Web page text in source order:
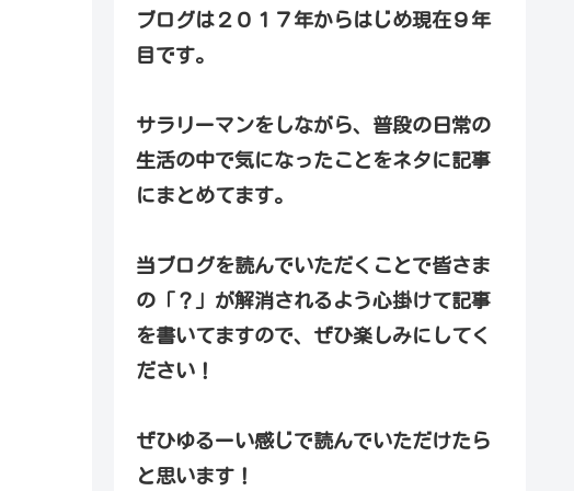
ブログは２０１７年からはじめ現在９年
目です。
サラリーマンをしながら、普段の日常の
生活の中で気になったことをネタに記事
にまとめてます。
当ブログを読んでいただくことで皆さま
の「？」が解消されるよう心掛けて記事
を書いてますので、ぜひ楽しみにしてく
ださい！
ぜひゆるーい感じで読んでいただけたら
と思います！